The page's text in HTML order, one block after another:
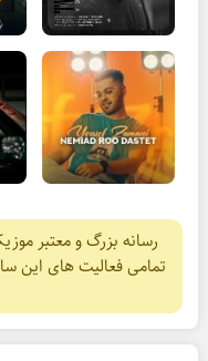
رسانه بزرگ و معتبر
تمامی فعالیت های این